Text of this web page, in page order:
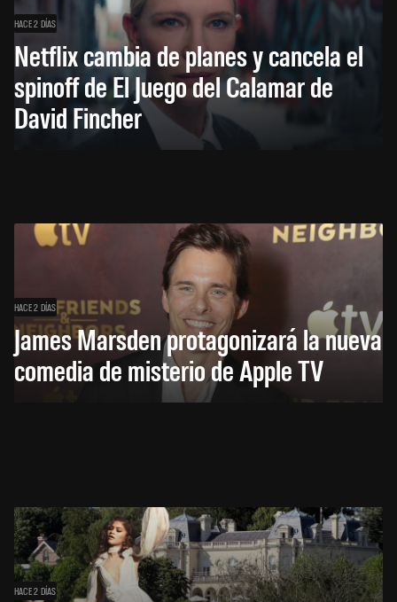
HACE 2 DÍAS
Netflix cambia de planes y cancela el
spinoff de El Juego del Calamar de
David Fincher
HACE 2 DÍAS
James Marsden protagonizará la nueva
comedia de misterio de Apple TV
HACE 2 DÍAS